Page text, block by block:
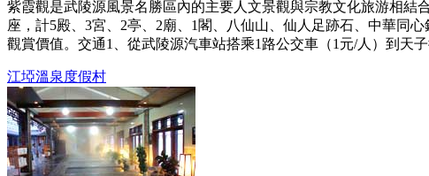
紫霞觀是武陵源風景名勝區內的主要人文景觀與宗教文化旅游相結
座，計5殿、3宮、2亭、2廟、1閣、八仙山、仙人足跡石、中華同
觀賞價值。交通1、從武陵源汽車站搭乘1路公交車（1元/人）到天
江埡溫泉度假村